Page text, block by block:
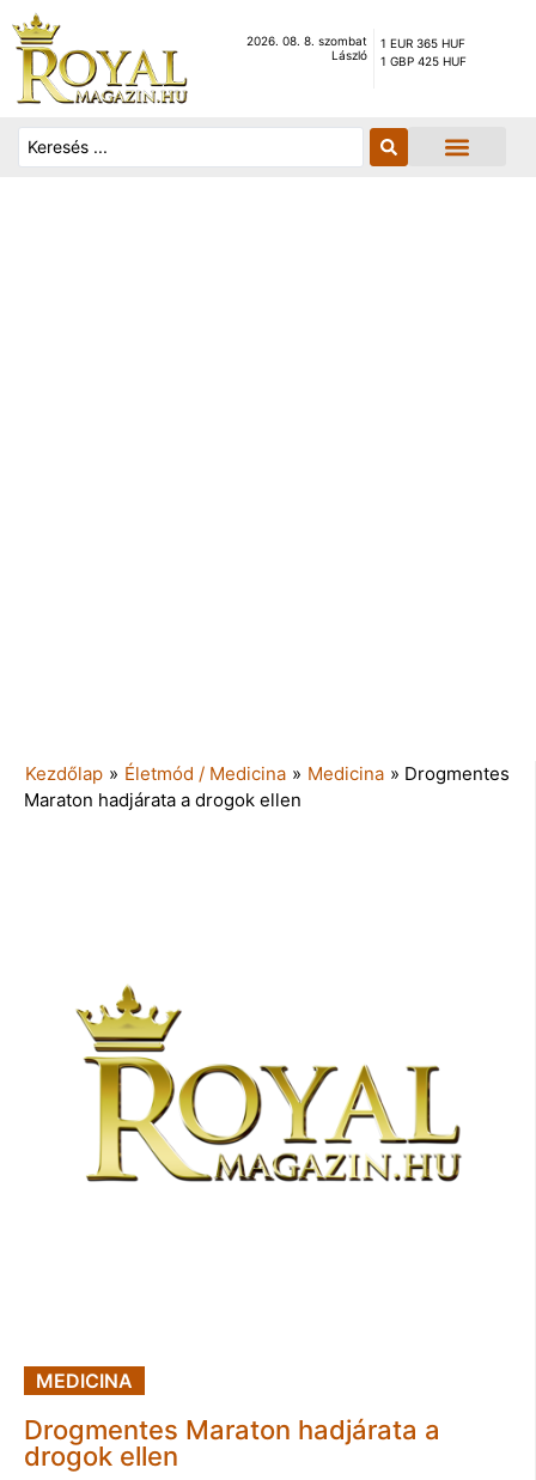
2026. 08. 8. szombat
László
1 EUR 365 HUF
1 GBP 425 HUF
Kezdőlap » Életmód / Medicina » Medicina » Drogmentes
Maraton hadjárata a drogok ellen
MEDICINA
Drogmentes Maraton hadjárata a
drogok ellen